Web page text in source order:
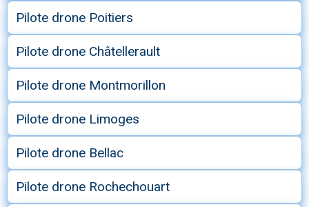
Pilote drone Poitiers
Pilote drone Châtellerault
Pilote drone Montmorillon
Pilote drone Limoges
Pilote drone Bellac
Pilote drone Rochechouart